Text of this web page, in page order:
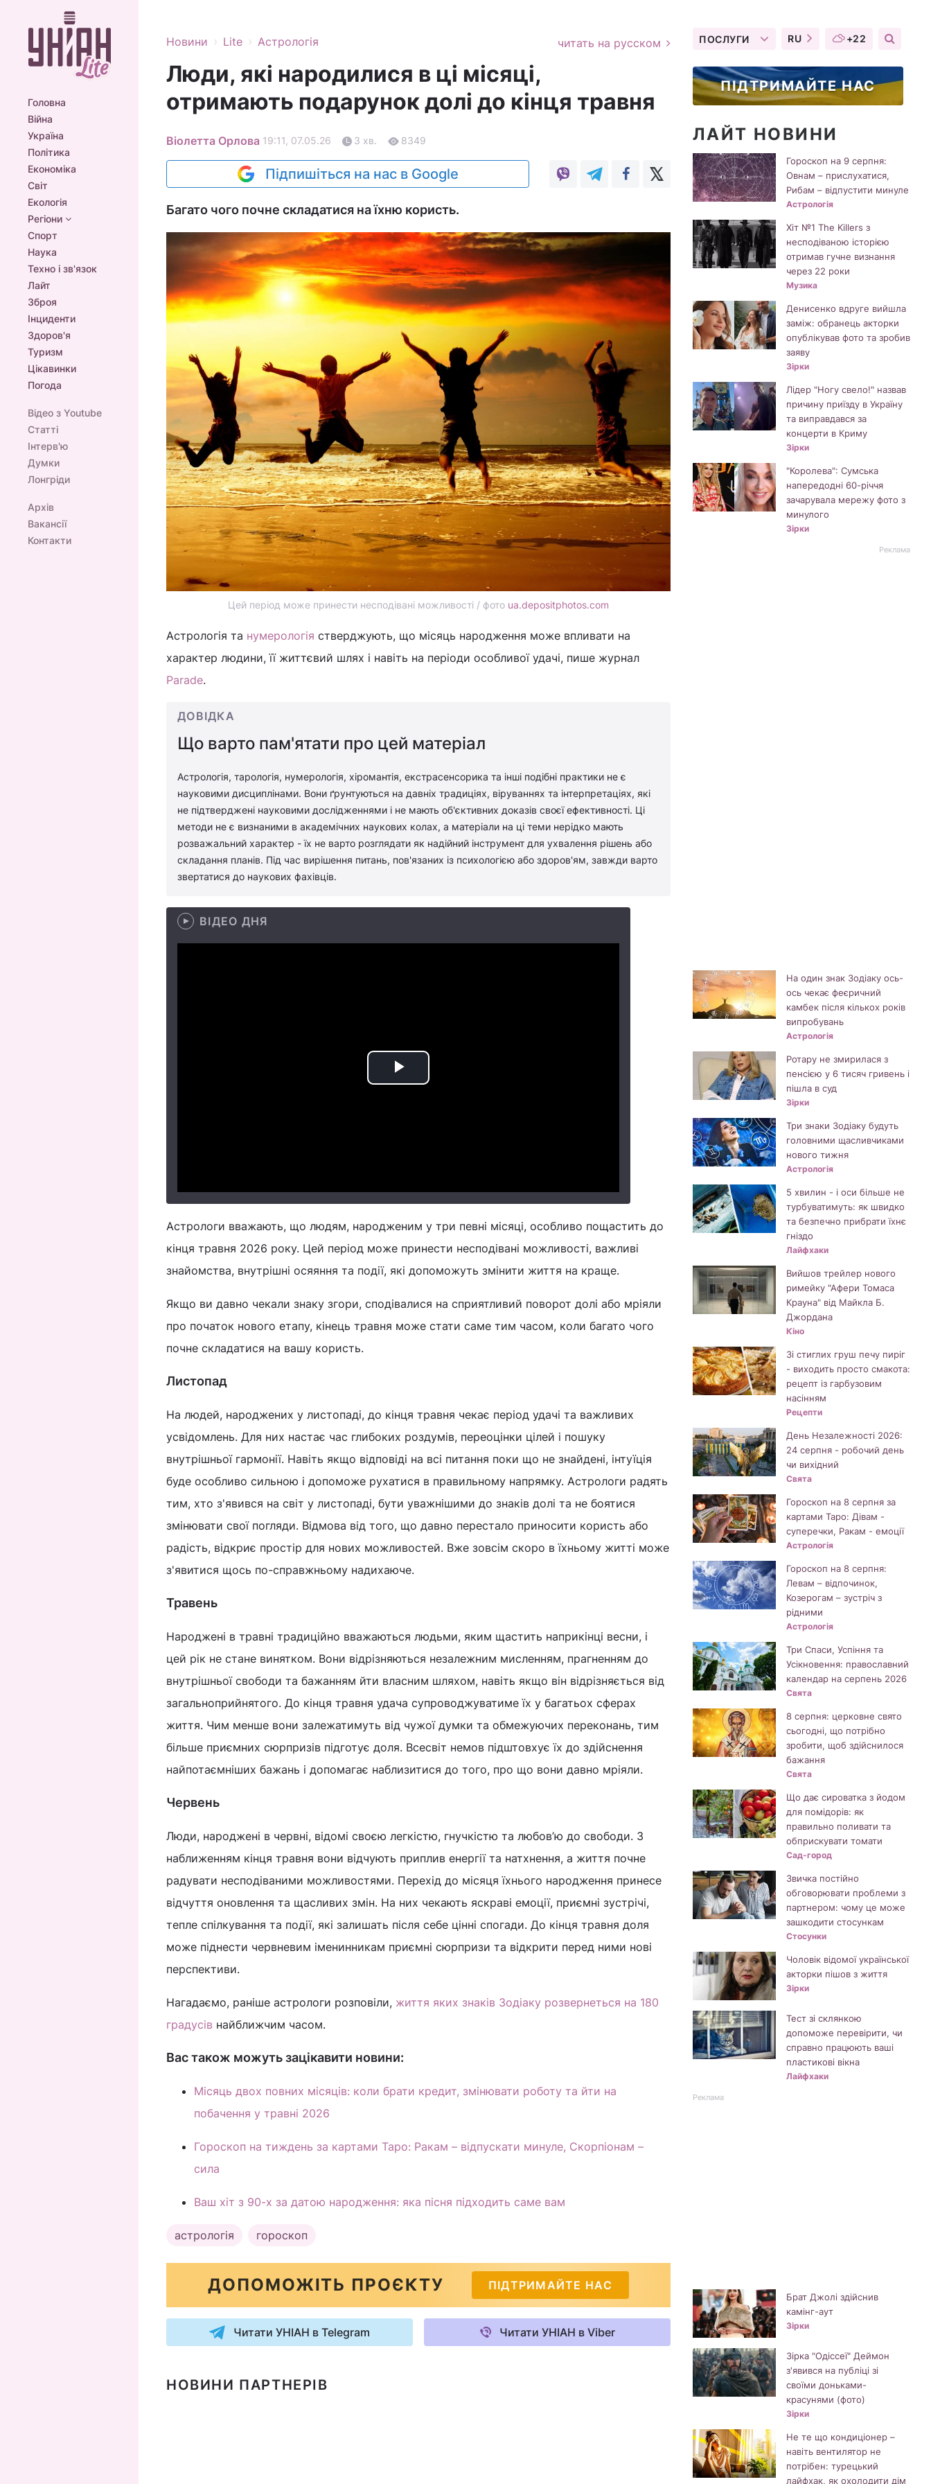
Головна
Війна
Україна
Політика
Економіка
Світ
Екологія
Регіони
Спорт
Наука
Техно і зв'язок
Лайт
Зброя
Інциденти
Здоров'я
Туризм
Цікавинки
Погода
Відео з Youtube
Статті
Інтерв'ю
Думки
Лонгріди
Архів
Вакансії
Контакти
Новини › Lite › Астрологія читать на русском
Люди, які народилися в ці місяці,
отримають подарунок долі до кінця травня
Віолетта Орлова 19:11, 07.05.26 3 хв. 8349
Підпишіться на нас в Google
Багато чого почне складатися на їхню користь.
Цей період може принести несподівані можливості / фото ua.depositphotos.com
Астрологія та нумерологія стверджують, що місяць народження може впливати на
характер людини, її життєвий шлях і навіть на періоди особливої удачі, пише журнал
Parade.
ДОВІДКА
Що варто пам'ятати про цей матеріал
Астрологія, тарологія, нумерологія, хіромантія, екстрасенсорика та інші подібні практики не є
науковими дисциплінами. Вони ґрунтуються на давніх традиціях, віруваннях та інтерпретаціях, які
не підтверджені науковими дослідженнями і не мають об'єктивних доказів своєї ефективності. Ці
методи не є визнаними в академічних наукових колах, а матеріали на ці теми нерідко мають
розважальний характер - їх не варто розглядати як надійний інструмент для ухвалення рішень або
складання планів. Під час вирішення питань, пов'язаних із психологією або здоров'ям, завжди варто
звертатися до наукових фахівців.
ВІДЕО ДНЯ
Play
Астрологи вважають, що людям, народженим у три певні місяці, особливо пощастить до
кінця травня 2026 року. Цей період може принести несподівані можливості, важливі
знайомства, внутрішні осяяння та події, які допоможуть змінити життя на краще.
Якщо ви давно чекали знаку згори, сподівалися на сприятливий поворот долі або мріяли
про початок нового етапу, кінець травня може стати саме тим часом, коли багато чого
почне складатися на вашу користь.
Листопад
На людей, народжених у листопаді, до кінця травня чекає період удачі та важливих
усвідомлень. Для них настає час глибоких роздумів, переоцінки цілей і пошуку
внутрішньої гармонії. Навіть якщо відповіді на всі питання поки що не знайдені, інтуїція
буде особливо сильною і допоможе рухатися в правильному напрямку. Астрологи радять
тим, хто з'явився на світ у листопаді, бути уважнішими до знаків долі та не боятися
змінювати свої погляди. Відмова від того, що давно перестало приносити користь або
радість, відкриє простір для нових можливостей. Вже зовсім скоро в їхньому житті може
з'явитися щось по-справжньому надихаюче.
Травень
Народжені в травні традиційно вважаються людьми, яким щастить наприкінці весни, і
цей рік не стане винятком. Вони відрізняються незалежним мисленням, прагненням до
внутрішньої свободи та бажанням йти власним шляхом, навіть якщо він відрізняється від
загальноприйнятого. До кінця травня удача супроводжуватиме їх у багатьох сферах
життя. Чим менше вони залежатимуть від чужої думки та обмежуючих переконань, тим
більше приємних сюрпризів підготує доля. Всесвіт немов підштовхує їх до здійснення
найпотаємніших бажань і допомагає наблизитися до того, про що вони давно мріяли.
Червень
Люди, народжені в червні, відомі своєю легкістю, гнучкістю та любов’ю до свободи. З
наближенням кінця травня вони відчують приплив енергії та натхнення, а життя почне
радувати несподіваними можливостями. Перехід до місяця їхнього народження принесе
відчуття оновлення та щасливих змін. На них чекають яскраві емоції, приємні зустрічі,
тепле спілкування та події, які залишать після себе цінні спогади. До кінця травня доля
може піднести червневим іменинникам приємні сюрпризи та відкрити перед ними нові
перспективи.
Нагадаємо, раніше астрологи розповіли, життя яких знаків Зодіаку розвернеться на 180
градусів найближчим часом.
Вас також можуть зацікавити новини:
Місяць двох повних місяців: коли брати кредит, змінювати роботу та йти на
побачення у травні 2026
Гороскоп на тиждень за картами Таро: Ракам – відпускати минуле, Скорпіонам –
сила
Ваш хіт з 90-х за датою народження: яка пісня підходить саме вам
астрологія гороскоп
ДОПОМОЖІТЬ ПРОЄКТУ ПІДТРИМАЙТЕ НАС
Читати УНІАН в Telegram Читати УНІАН в Viber
НОВИНИ ПАРТНЕРІВ
ПОСЛУГИ RU +22
ПІДТРИМАЙТЕ НАС
ЛАЙТ НОВИНИ
Гороскоп на 9 серпня:
Овнам – прислухатися,
Рибам – відпустити минуле
Астрологія
Хіт №1 The Killers з
несподіваною історією
отримав гучне визнання
через 22 роки
Музика
Денисенко вдруге вийшла
заміж: обранець акторки
опублікував фото та зробив
заяву
Зірки
Лідер "Ногу свело!" назвав
причину приїзду в Україну
та виправдався за
концерти в Криму
Зірки
"Королева": Сумська
напередодні 60-річчя
зачарувала мережу фото з
минулого
Зірки
Реклама
На один знак Зодіаку ось-
ось чекає феєричний
камбек після кількох років
випробувань
Астрологія
Ротару не змирилася з
пенсією у 6 тисяч гривень і
пішла в суд
Зірки
Три знаки Зодіаку будуть
головними щасливчиками
нового тижня
Астрологія
5 хвилин - і оси більше не
турбуватимуть: як швидко
та безпечно прибрати їхнє
гніздо
Лайфхаки
Вийшов трейлер нового
римейку "Афери Томаса
Крауна" від Майкла Б.
Джордана
Кіно
Зі стиглих груш печу пиріг
- виходить просто смакота:
рецепт із гарбузовим
насінням
Рецепти
День Незалежності 2026:
24 серпня - робочий день
чи вихідний
Свята
Гороскоп на 8 серпня за
картами Таро: Дівам -
суперечки, Ракам - емоції
Астрологія
Гороскоп на 8 серпня:
Левам – відпочинок,
Козерогам – зустріч з
рідними
Астрологія
Три Спаси, Успіння та
Усікновення: православний
календар на серпень 2026
Свята
8 серпня: церковне свято
сьогодні, що потрібно
зробити, щоб здійснилося
бажання
Свята
Що дає сироватка з йодом
для помідорів: як
правильно поливати та
обприскувати томати
Сад-город
Звичка постійно
обговорювати проблеми з
партнером: чому це може
зашкодити стосункам
Стосунки
Чоловік відомої української
акторки пішов з життя
Зірки
Тест зі склянкою
допоможе перевірити, чи
справно працюють ваші
пластикові вікна
Лайфхаки
Реклама
Брат Джолі здійснив
камінг-аут
Зірки
Зірка "Одіссеї" Деймон
з'явився на публіці зі
своїми доньками-
красунями (фото)
Зірки
Не те що кондиціонер –
навіть вентилятор не
потрібен: турецький
лайфхак, як охолодити дім